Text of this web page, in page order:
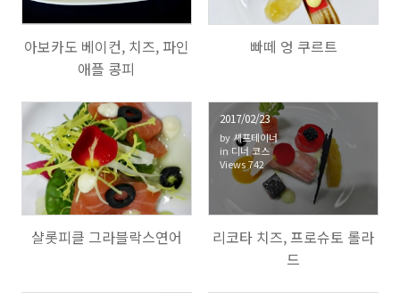
아보카도 베이컨, 치즈, 파인
애플 콩피
빠떼 엉 쿠르트
742
샬롯피클 그라블락스연어
2017/02/23
by 셰프테이너
in 디너 코스
Views742
리코타 치즈, 프로슈토 롤라
드